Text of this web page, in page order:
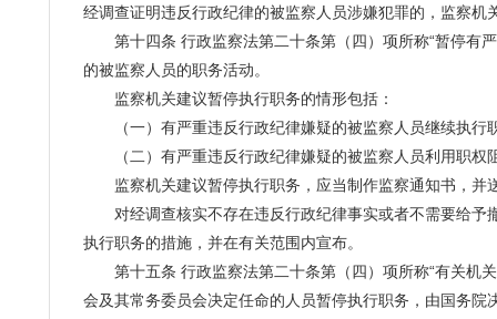
经调查证明违反行政纪律的被监察人员涉嫌犯罪的，监察机
第十四条 行政监察法第二十条第（四）项所称“暂停有严
的被监察人员的职务活动。
监察机关建议暂停执行职务的情形包括：
（一）有严重违反行政纪律嫌疑的被监察人员继续执行
（二）有严重违反行政纪律嫌疑的被监察人员利用职权
监察机关建议暂停执行职务，应当制作监察通知书，并
对经调查核实不存在违反行政纪律事实或者不需要给予
执行职务的措施，并在有关范围内宣布。
第十五条 行政监察法第二十条第（四）项所称“有关机关
会及其常务委员会决定任命的人员暂停执行职务，由国务